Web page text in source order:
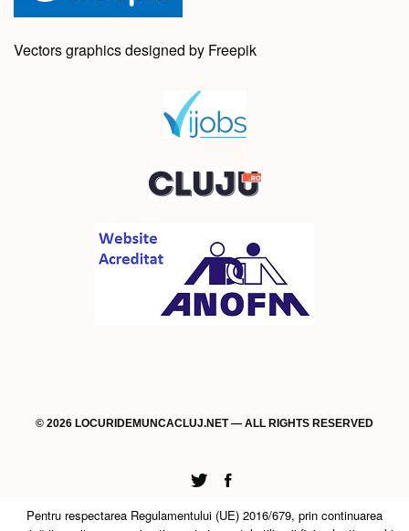
Vectors graphics designed by Freepik
© 2026 LOCURIDEMUNCACLUJ.NET — ALL RIGHTS RESERVED
Twitter
Facebook
Pentru respectarea Regulamentului (UE) 2016/679, prin continuarea